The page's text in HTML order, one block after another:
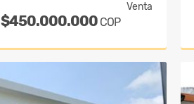
Venta
$450.000.000 COP